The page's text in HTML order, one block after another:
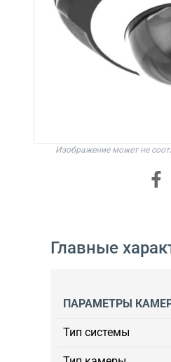
Изображение может не
Главные
ПАРАМЕТРЫ
Тип системы